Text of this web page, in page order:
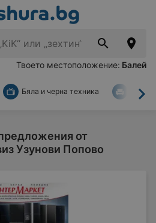
Твоето местоположение: Балей
Бяла и черна техника За
от
Узунови Попово